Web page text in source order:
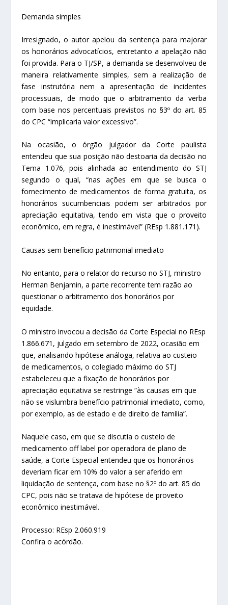
Demanda simples
Irresignado, o autor apelou da sentença para majorar
os honorários advocatícios, entretanto a apelação não
foi provida. Para o TJ/SP, a demanda se desenvolveu de
maneira relativamente simples, sem a realização de
fase instrutória nem a apresentação de incidentes
processuais, de modo que o arbitramento da verba
com base nos percentuais previstos no §3º do art. 85
do CPC “implicaria valor excessivo”.
Na ocasião, o órgão julgador da Corte paulista
entendeu que sua posição não destoaria da decisão no
Tema 1.076, pois alinhada ao entendimento do STJ
segundo o qual, “nas ações em que se busca o
fornecimento de medicamentos de forma gratuita, os
honorários sucumbenciais podem ser arbitrados por
apreciação equitativa, tendo em vista que o proveito
econômico, em regra, é inestimável” (REsp 1.881.171).
Causas sem benefício patrimonial imediato
No entanto, para o relator do recurso no STJ, ministro
Herman Benjamin, a parte recorrente tem razão ao
questionar o arbitramento dos honorários por
equidade.
O ministro invocou a decisão da Corte Especial no REsp
1.866.671, julgado em setembro de 2022, ocasião em
que, analisando hipótese análoga, relativa ao custeio
de medicamentos, o colegiado máximo do STJ
estabeleceu que a fixação de honorários por
apreciação equitativa se restringe “às causas em que
não se vislumbra benefício patrimonial imediato, como,
por exemplo, as de estado e de direito de família”.
Naquele caso, em que se discutia o custeio de
medicamento off label por operadora de plano de
saúde, a Corte Especial entendeu que os honorários
deveriam ficar em 10% do valor a ser aferido em
liquidação de sentença, com base no §2º do art. 85 do
CPC, pois não se tratava de hipótese de proveito
econômico inestimável.
Processo: REsp 2.060.919
Confira o acórdão.